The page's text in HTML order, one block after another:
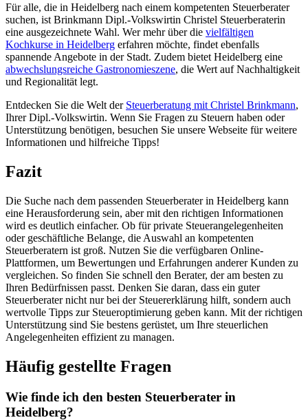
Für alle, die in Heidelberg nach einem kompetenten Steuerberater
suchen, ist Brinkmann Dipl.-Volkswirtin Christel Steuerberaterin
eine ausgezeichnete Wahl. Wer mehr über die vielfältigen
Kochkurse in Heidelberg erfahren möchte, findet ebenfalls
spannende Angebote in der Stadt. Zudem bietet Heidelberg eine
abwechslungsreiche Gastronomieszene, die Wert auf Nachhaltigkeit
und Regionalität legt.
Entdecken Sie die Welt der Steuerberatung mit Christel Brinkmann,
Ihrer Dipl.-Volkswirtin. Wenn Sie Fragen zu Steuern haben oder
Unterstützung benötigen, besuchen Sie unsere Webseite für weitere
Informationen und hilfreiche Tipps!
Fazit
Die Suche nach dem passenden Steuerberater in Heidelberg kann
eine Herausforderung sein, aber mit den richtigen Informationen
wird es deutlich einfacher. Ob für private Steuerangelegenheiten
oder geschäftliche Belange, die Auswahl an kompetenten
Steuerberatern ist groß. Nutzen Sie die verfügbaren Online-
Plattformen, um Bewertungen und Erfahrungen anderer Kunden zu
vergleichen. So finden Sie schnell den Berater, der am besten zu
Ihren Bedürfnissen passt. Denken Sie daran, dass ein guter
Steuerberater nicht nur bei der Steuererklärung hilft, sondern auch
wertvolle Tipps zur Steueroptimierung geben kann. Mit der richtigen
Unterstützung sind Sie bestens gerüstet, um Ihre steuerlichen
Angelegenheiten effizient zu managen.
Häufig gestellte Fragen
Wie finde ich den besten Steuerberater in
Heidelberg?